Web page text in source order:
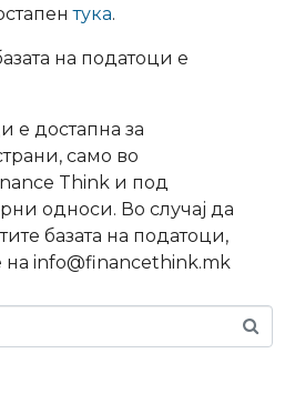
тука.
на податоци е
е достапна за
само во
Think и под
односи. Во случај да
базата на податоци,
на info@financethink.mk